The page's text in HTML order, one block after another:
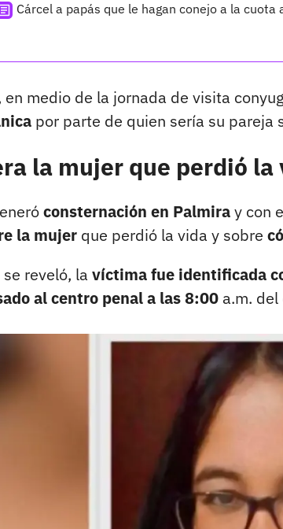
Cárcel a papás que le hagan conejo a la
en medio de la jornada de visita
por parte de quien sería su pareja
la mujer que perdió
consternación en Palmiray con
la mujer que perdió la vida y sobre
reveló, la víctima fue identificada
al centro penal a las 8:00 a.m.